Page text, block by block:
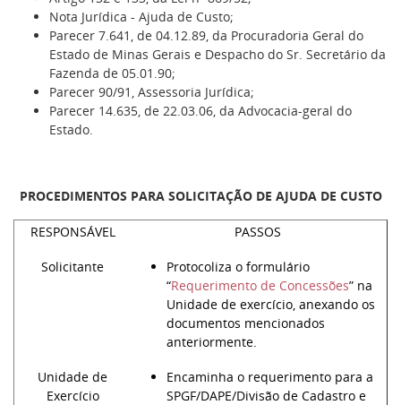
Nota Jurídica - Ajuda de Custo;
Parecer 7.641, de 04.12.89, da Procuradoria Geral do
Estado de Minas Gerais e Despacho do Sr. Secretário da
Fazenda de 05.01.90;
Parecer 90/91, Assessoria Jurídica;
Parecer 14.635, de 22.03.06, da Advocacia-geral do
Estado.
PROCEDIMENTOS PARA SOLICITAÇÃO DE AJUDA DE CUSTO
RESPONSÁVEL PASSOS
Solicitante
Protocoliza o formulário
“Requerimento de Concessões” na
Unidade de exercício, anexando os
documentos mencionados
anteriormente.
Unidade de
Exercício
Encaminha o requerimento para a
SPGF/DAPE/Divisão de Cadastro e